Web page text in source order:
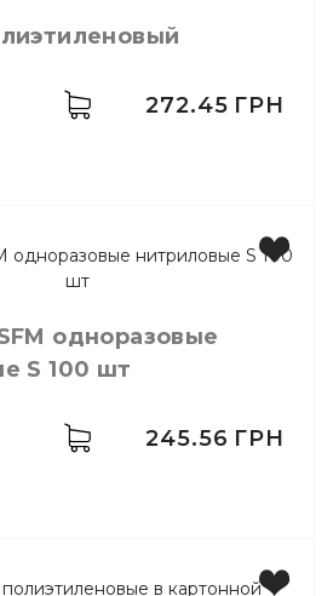
100,шт.
в ящике
272.45 ГРН
S 100 шт
245.56 ГРН